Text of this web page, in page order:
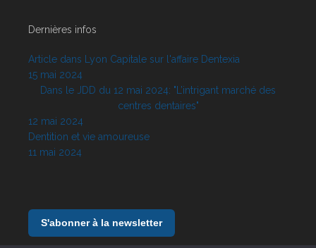
Dernières infos
Article dans Lyon Capitale sur l'affaire Dentexia
15 mai 2024
Dans le JDD du 12 mai 2024: "L’intrigant marché des
centres dentaires"
12 mai 2024
Dentition et vie amoureuse
11 mai 2024
S'abonner à la newsletter